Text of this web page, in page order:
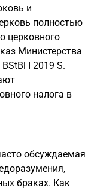
и
полностью
церковного
Министерства
I 2019 S.
налога в
обсуждаемая
браках. Как